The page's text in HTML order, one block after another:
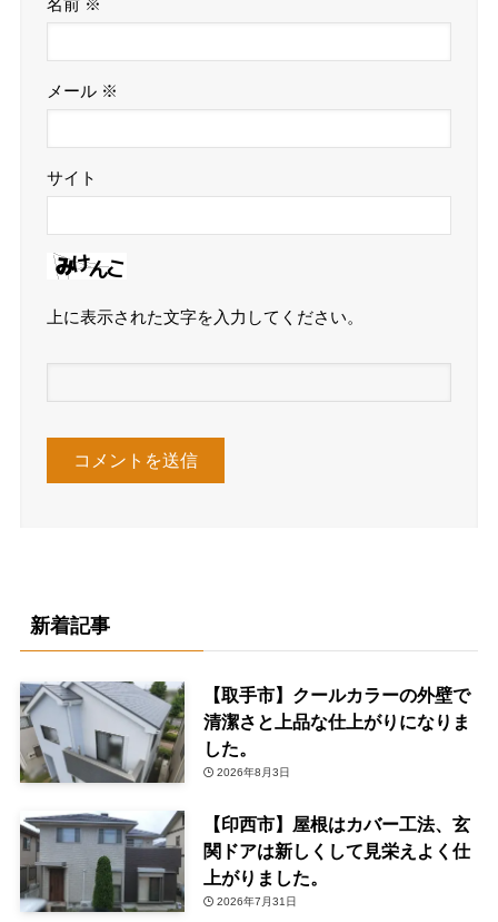
名前 ※
メール ※
サイト
上に表示された文字を入力してください。
新着記事
【取手市】クールカラーの外壁で
清潔さと上品な仕上がりになりま
した。
2026年8月3日
【印西市】屋根はカバー工法、玄
関ドアは新しくして見栄えよく仕
上がりました。
2026年7月31日